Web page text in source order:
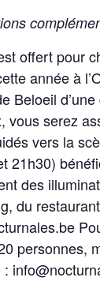
offert pour
année à
Beloeil
vous serez
vers la
21h30)
des
du
personnes,